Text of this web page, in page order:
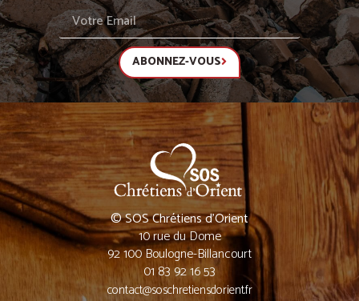
ABONNEZ-VOUS
© SOS Chrétiens d’Orient
10 rue du Dome
92 100 Boulogne-Billancourt
01 83 92 16 53
contact@soschretiensdorient.fr